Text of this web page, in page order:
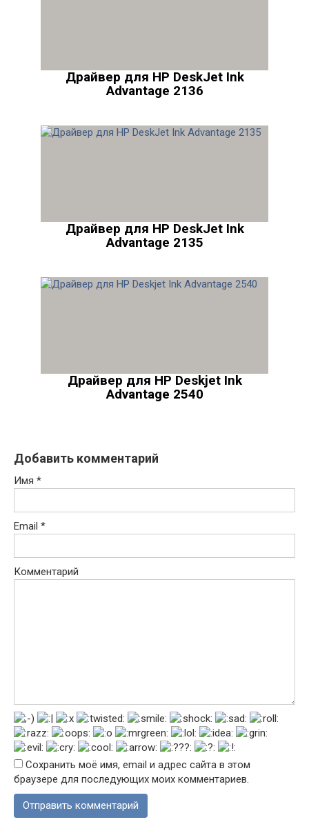
Драйвер для HP DeskJet Ink
Advantage 2136
Драйвер для HP DeskJet Ink
Advantage 2135
Драйвер для HP Deskjet Ink
Advantage 2540
Добавить комментарий
Имя *
Email *
Комментарий
Сохранить моё имя, email и адрес сайта в этом
браузере для последующих моих комментариев.